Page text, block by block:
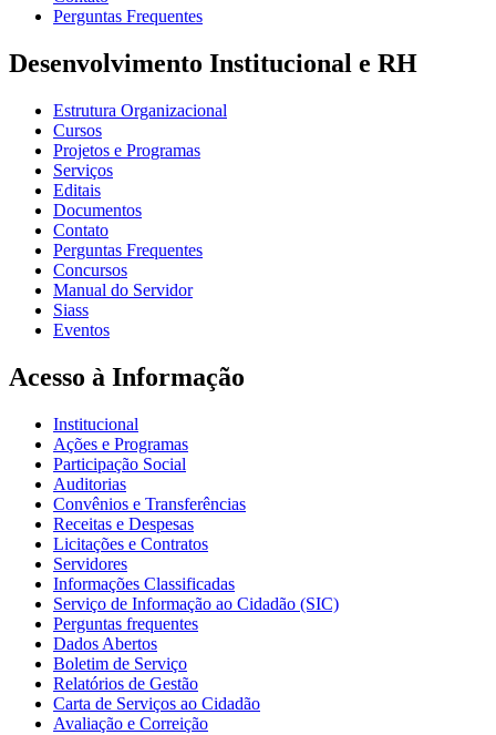
Perguntas Frequentes
Desenvolvimento Institucional e RH
Estrutura Organizacional
Cursos
Projetos e Programas
Serviços
Editais
Documentos
Contato
Perguntas Frequentes
Concursos
Manual do Servidor
Siass
Eventos
Acesso à Informação
Institucional
Ações e Programas
Participação Social
Auditorias
Convênios e Transferências
Receitas e Despesas
Licitações e Contratos
Servidores
Informações Classificadas
Serviço de Informação ao Cidadão (SIC)
Perguntas frequentes
Dados Abertos
Boletim de Serviço
Relatórios de Gestão
Carta de Serviços ao Cidadão
Avaliação e Correição